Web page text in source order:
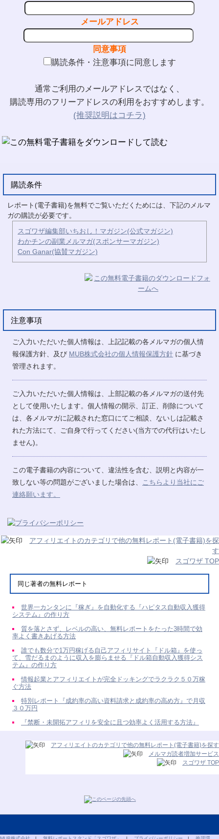
メールアドレス
同意事項
購読条件・注意事項に同意します
通常ご利用のメールアドレスではなく、
購読専用のフリーアドレスの利用をおすすめします。
(推奨説明はコチラ)
購読条件
レポート(電子書籍)を無料でご覧いただくためには、下記のメルマ
ガの購読が必要です。
スゴワザ編集部いちおし！マガジン(公式マガジン)
わかチンの副業メルマガ(スポンサーマガジン)
Con Ganar(協賛マガジン)
注意事項
ご入力いただいた個人情報は、上記記載の各メルマガの個人情
報保護方針、及び MUB株式会社の個人情報保護方針 に基づき
管理されます。
ご入力いただいた個人情報は、上部記載の各メルマガの送付先
として使用いたします。個人情報の開示、訂正、削除について
は、各メルマガに記載された窓口にてご相談、ないしは記載さ
れた方法にて、ご自身で行ってください(当方での代行はいたし
ません)。
この電子書籍の内容について、違法性を含む、説明と内容が一
致しない等の問題がございました場合は、
こちらより当社にご
連絡願います。
アフィリエイトのカテゴリで他の無料レポート(電子書籍)を探
す
スゴワザ TOP
同じ著者の無料レポート
世界一カンタンに『稼ぎ』を自動化する『ハピタス自動収入獲得
システム』の作り方
質を落とさず、レベルの高い、無料レポートをたった3時間で効
率よく書きあげる方法
誰でも数分で1万円稼げる自己アフィリサイト『ドル箱』を使っ
て、雪だるまのように収入を膨らませる『ドル箱自動収入獲得シス
テム』の作り方
情報起業とアフィリエイトが完全ドッキングでラクラク５０万稼
ぐ方法
特別レポート『成約率の高い資料請求と成約率の高め方』で月収
３０万円
『禁断・未開拓アフィリを安全に且つ効率よく活用する方法』
アフィリエイトのカテゴリで他の無料レポート(電子書籍)を探す
メルマガ読者増加サービス
スゴワザ TOP